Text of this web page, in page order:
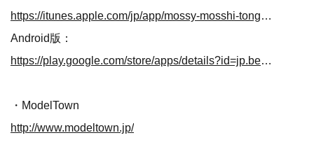
https://itunes.apple.com/jp/app/mossy-mosshi-tong-huaapuri/id972590207?mt=8
Android版：
https://play.google.com/store/apps/details?id=jp.beyond.mossy&hl=ja
・ModelTown
http://www.modeltown.jp/